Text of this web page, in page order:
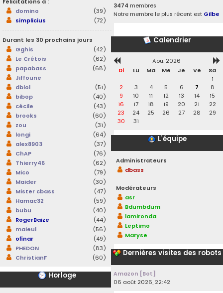
domino
(39)
simplicius
(72)
Durant les 30 prochains jours
Gghis
(42)
Le Crétois
(62)
papabass
(68)
Jiffoune
dblol
(51)
bibop
(40)
cécile
(43)
brooks
(60)
zou
(31)
longi
(64)
alex8903
(37)
ChAP
(76)
Thierry46
(62)
Mico
(79)
Maider
(30)
Mister cbass
(47)
Hamac32
(59)
bubu
(40)
RogerBaize
(44)
maieul
(56)
ofinar
(49)
PHEDON
(83)
ChristianF
(60)
Horloge
3474 membres
Notre membre le plus récent est Gilbe
Calendrier
Aou. 2026
Di
Lu Ma Me Je Ve
Sa
1
2
3 4 5 6 7
8
9
10 11 12 13 14
15
16
17 18 19 20 21
22
23
24 25 26 27 28
29
30
31
L’équipe
Administrateurs
dbass
Modérateurs
asr
Bdumbdum
lamironda
Leptimo
Maryse
Dernières visites des robots
Amazon [Bot]
06 août 2026, 22:42